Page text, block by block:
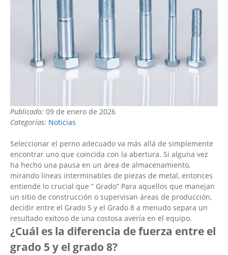
Publicado: 09 de enero de 2026
Categorías: Noticias
Seleccionar el perno adecuado va más allá de simplemente
encontrar uno que coincida con la abertura. Si alguna vez
ha hecho una pausa en un área de almacenamiento,
mirando líneas interminables de piezas de metal, entonces
entiende lo crucial que “ Grado” Para aquellos que manejan
un sitio de construcción o supervisan áreas de producción,
decidir entre el Grado 5 y el Grado 8 a menudo separa un
resultado exitoso de una costosa avería en el equipo.
¿Cuál es la diferencia de fuerza entre el
grado 5 y el grado 8?